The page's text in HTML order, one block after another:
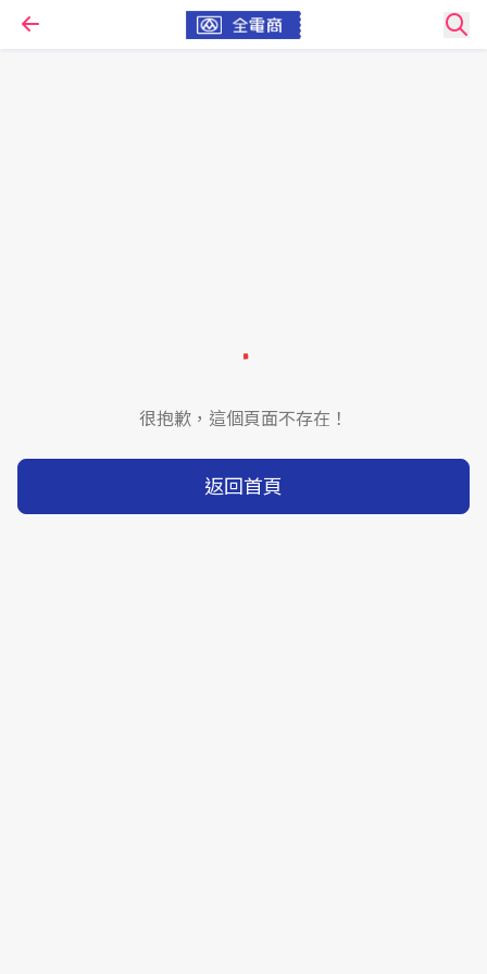
很抱歉，這個頁面不存在！
返回首頁